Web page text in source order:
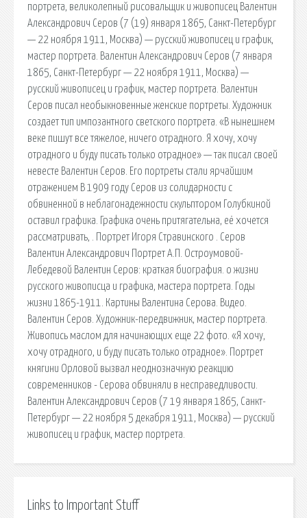
портрета, великолепный рисовальщик и живописец Валентин
Александрович Серов (7 (19) января 1865, Санкт-Петербург
— 22 ноября 1911, Москва) — русский живописец и график,
мастер портрета. Валентин Александрович Серов (7 января
1865, Санкт-Петербург — 22 ноября 1911, Москва) —
русский живописец и график, мастер портрета. Валентин
Серов писал необыкновенные женские портреты. Художник
создает тип импозантного светского портрета. «В нынешнем
веке пишут все тяжелое, ничего отрадного. Я хочу, хочу
отрадного и буду писать только отрадное» — так писал своей
невесте Валентин Серов. Его портреты стали ярчайшим
отражением В 1909 году Серов из солидарности с
обвиненной в неблагонадежности скульптором Голубкиной
оставил графика. Графика очень притягательна, её хочется
рассматривать, . Портрет Игоря Стравинского . Серов
Валентин Александрович Портрет А.П. Остроумовой-
Лебедевой Валентин Серов: краткая биография. о жизни
русского живописца и графика, мастера портрета. Годы
жизни 1865-1911. Картины Валентина Серова. Видео.
Валентин Серов. Художник-передвижн­ик,­ мастер портрета.
Живопись маслом для начинающих еще 22 фото. «Я хочу,
хочу отрадного, и буду писать только отрадное». Портрет
княгини Орловой вызвал неоднозначную реакцию
современников - Серова обвиняли в несправедливости.
Валентин Александрович Серов (7 19 января 1865, Санкт-
Петербург — 22 ноября 5 декабря 1911, Москва) — русский
живописец и график, мастер портрета.
Links to Important Stuff